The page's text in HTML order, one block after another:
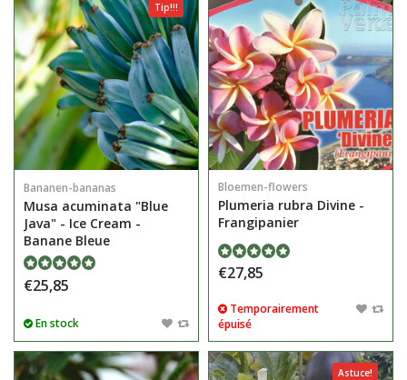
Tip!!!
Bananen-bananas
Musa acuminata "Blue
Java" - Ice Cream -
Banane Bleue
€25,85
En stock
Bloemen-flowers
Plumeria rubra Divine -
Frangipanier
€27,85
Temporairement
épuisé
Astuce!